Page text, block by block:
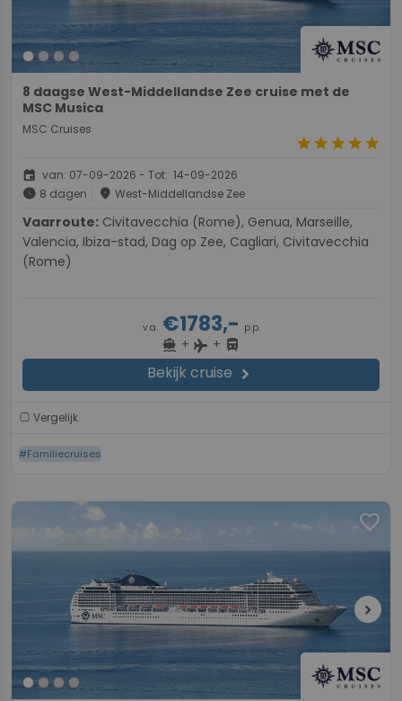
8 daagse West-Middellandse Zee cruise met de
MSC Musica
MSC Cruises
starstarstarstarstar
event van: 07-09-2026 - Tot: 14-09-2026
schedule 8 dagen place West-Middellandse Zee
Vaarroute:
Valencia, Ibiza-stad, Dag op Zee, Cagliari, Civitavecchia
(Rome)
v.a.€1783,- p.p.
directions_boat + flight + directions_bus
Bekijk cruise chevron_right
Vergelijk
#Familiecruises
favorite
chevron_right